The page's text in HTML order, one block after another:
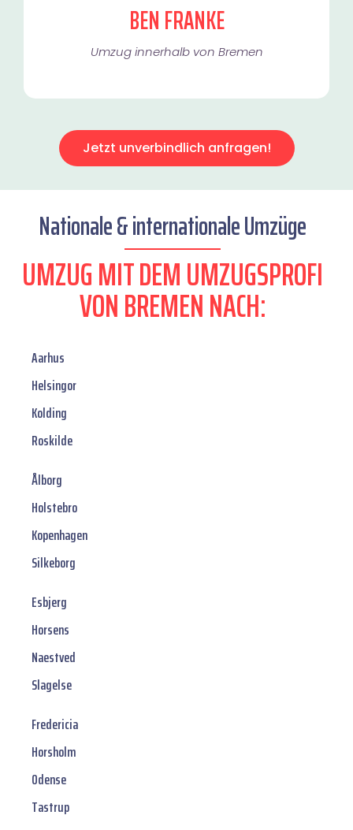
BEN FRANKE
Umzug innerhalb von Bremen​
Jetzt unverbindlich anfragen!
Nationale & internationale Umzüge
UMZUG MIT DEM UMZUGSPROFI
VON BREMEN NACH:
Aarhus
Helsingor
Kolding
Roskilde
Ålborg
Holstebro
Kopenhagen
Silkeborg
Esbjerg
Horsens
Naestved
Slagelse
Fredericia
Horsholm
Odense
Tastrup